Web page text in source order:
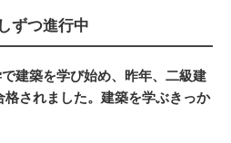
ずつ進行中
建築を学び始め、昨年、二級建
されました。建築を学ぶきっか